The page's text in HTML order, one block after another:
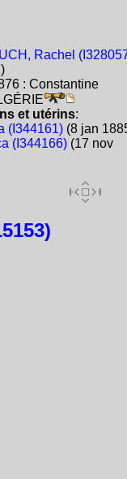
Rachel
: Constantine
et utérins:
(I344161)(8 jan
(I344166)(17 nov